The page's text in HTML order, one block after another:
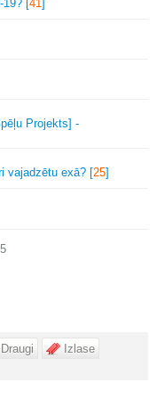
19? [41]
Projekts] -
vajadzētu exā? [25]
5
Draugi
Izlase